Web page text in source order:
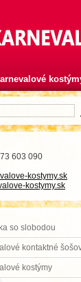
603 090
kostymy.sk
kostymy.sk
so slobodou
kontaktné
kostýmy